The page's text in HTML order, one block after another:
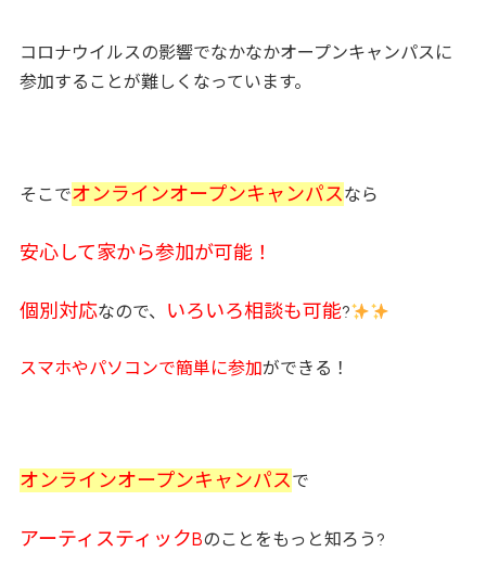
コロナウイルスの影響でなかなかオープンキャンパスに
参加することが難しくなっています。
そこでオンラインオープンキャンパスなら
安心して家から参加が可能！
個別対応なので、 いろいろ相談も可能?
スマホやパソコンで簡単に参加ができる！
オンラインオープンキャンパスで
アーティスティックBのことをもっと知ろう?